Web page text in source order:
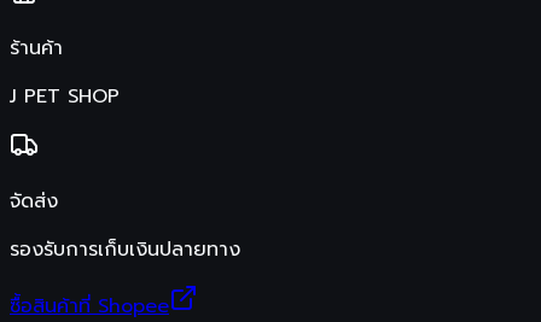
ร้านค้า
J PET SHOP
จัดส่ง
รองรับการเก็บเงินปลายทาง
ซื้อสินค้าที่ Shopee